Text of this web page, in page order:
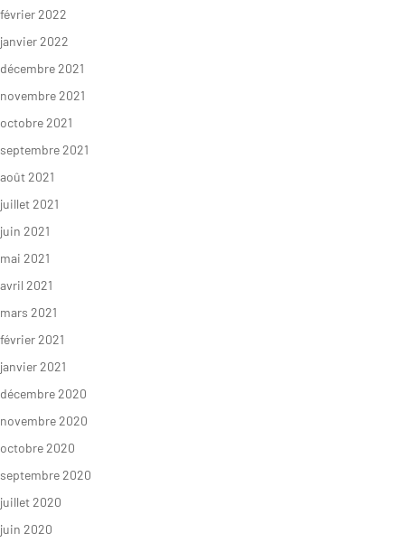
février 2022
janvier 2022
décembre 2021
novembre 2021
octobre 2021
septembre 2021
août 2021
juillet 2021
juin 2021
mai 2021
avril 2021
mars 2021
février 2021
janvier 2021
décembre 2020
novembre 2020
octobre 2020
septembre 2020
juillet 2020
juin 2020